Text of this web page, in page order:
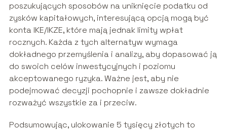
poszukujących sposobów na uniknięcie podatku od
zysków kapitałowych, interesującą opcją mogą być
konta IKE/IKZE, które mają jednak limity wpłat
rocznych. Każda z tych alternatyw wymaga
dokładnego przemyślenia i analizy, aby dopasować ją
do swoich celów inwestycyjnych i poziomu
akceptowanego ryzyka. Ważne jest, aby nie
podejmować decyzji pochopnie i zawsze dokładnie
rozważyć wszystkie za i przeciw.
Podsumowując, ulokowanie 5 tysięcy złotych to